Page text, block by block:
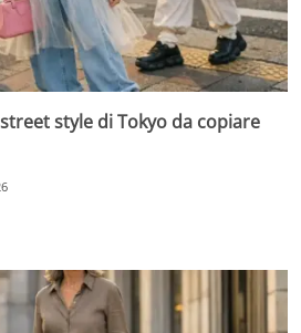
style di Tokyo da copiare